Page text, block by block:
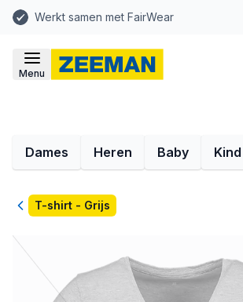
Werkt samen met FairWear
Menu
Dames Heren Baby Kind
TerugT-shirt - Grijs